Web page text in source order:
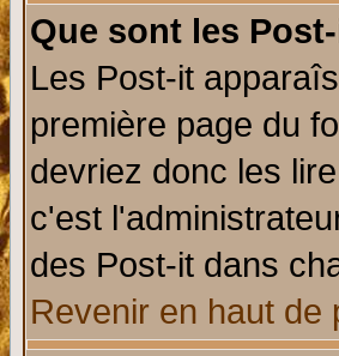
Que sont les
Les Post-it
première page du
devriez donc les
c'est
des Post-it dans
Revenir en haut de